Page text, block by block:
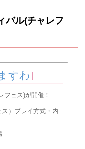
バル(チャレフ
すわ]
フェス)が開催！
）プレイ方式・内